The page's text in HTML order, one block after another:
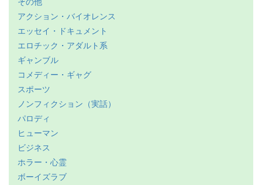
アクション・バイオレンス
エッセイ・ドキュメント
エロチック・アダルト系
ギャンブル
コメディー・ギャグ
スポーツ
ノンフィクション（実話）
パロディ
ヒューマン
ビジネス
ホラー・心霊
ボーイズラブ